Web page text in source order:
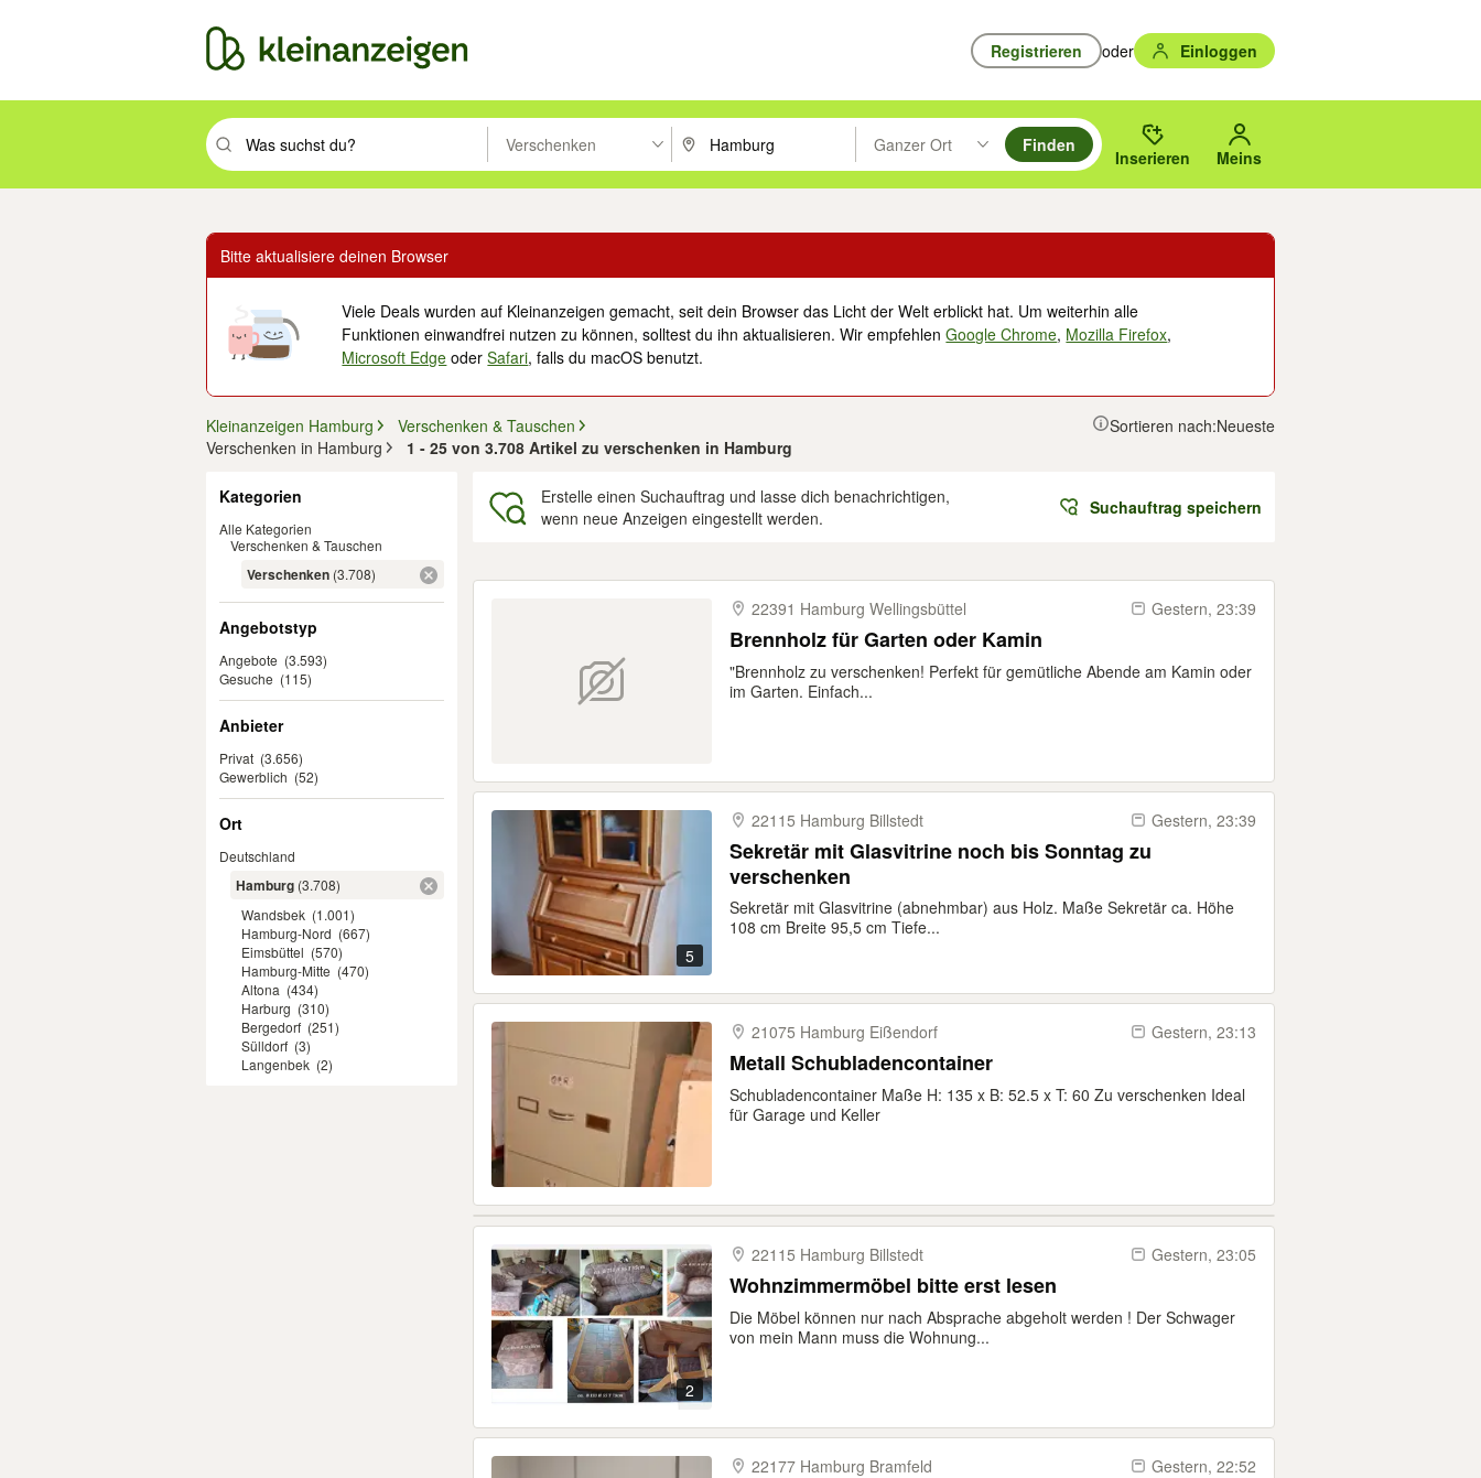
Registrieren oder Einloggen
Suchbegriff eingeben. Eingabetaste drücken um zu suchen, oder Vorschläge mit den Pfeiltasten nach oben/unten durchsuchen und mit Eingabetaste auswählen.
Verschenken PLZ oder Ort eingeben. Eingabetaste drücken um zu suchen, oder Vorschläge mit den Pfeiltasten nach oben/
Ganzer Ort
Suche im Umkreis des gewählten Orts oder PLZ.
Finden
Inserieren Meins
Bitte aktualisiere deinen Browser
Viele Deals wurden auf Kleinanzeigen gemacht, seit dein Browser das Licht der Welt erblickt hat. Um weiterhin alle
Funktionen einwandfrei nutzen zu können, solltest du ihn aktualisieren. Wir empfehlenGoogle Chrome, Mozilla Firefox,
Microsoft Edge oderSafari, falls du macOS benutzt.
Kleinanzeigen Hamburg
Verschenken & Tauschen
Verschenken in Hamburg
1 - 25 von 3.708 Artikel zu verschenken in Hamburg
Sortieren nach:Neueste
Kategorien
Alle Kategorien
Verschenken & Tauschen
Verschenken (3.708)
Angebotstyp
Angebote (3.593)
Gesuche (115)
Anbieter
Privat (3.656)
Gewerblich (52)
Ort
Deutschland
Hamburg (3.708)
Wandsbek (1.001)
Hamburg-Nord (667)
Eimsbüttel (570)
Hamburg-Mitte (470)
Altona (434)
Harburg (310)
Bergedorf (251)
Sülldorf (3)
Langenbek (2)
Erstelle einen Suchauftrag und lasse dich benachrichtigen,
wenn neue Anzeigen eingestellt werden.
Suchauftrag speichern
22391 Hamburg Wellingsbüttel
Gestern, 23:39
Brennholz für Garten oder Kamin
"Brennholz zu verschenken! Perfekt für gemütliche Abende am Kamin oder
im Garten. Einfach...
5
22115 Hamburg Billstedt Gestern, 23:39
Sekretär mit Glasvitrine noch bis Sonntag zu
verschenken
Sekretär mit Glasvitrine (abnehmbar) aus Holz. Maße Sekretär ca. Höhe
108 cm Breite 95,5 cm Tiefe...
21075 Hamburg Eißendorf Gestern, 23:13
Metall Schubladencontainer
Schubladencontainer Maße H: 135 x B: 52.5 x T: 60 Zu verschenken Ideal
für Garage und Keller
2
22115 Hamburg Billstedt Gestern, 23:05
Wohnzimmermöbel bitte erst lesen
Die Möbel können nur nach Absprache abgeholt werden ! Der Schwager
von mein Mann muss die Wohnung...
22177 Hamburg Bramfeld Gestern, 22:52